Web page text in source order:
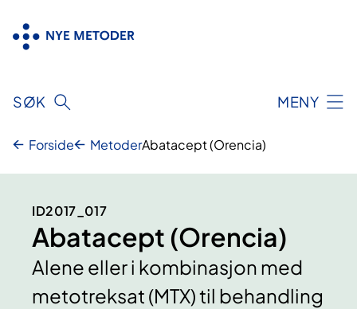
innhold
SØK MENY
Forside MetoderAbatacept (Orencia)
ID2017_017
Abatacept (Orencia)
Alene eller i kombinasjon med
metotreksat (MTX) til behandling